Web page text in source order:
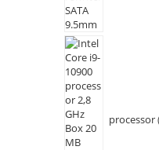
processor